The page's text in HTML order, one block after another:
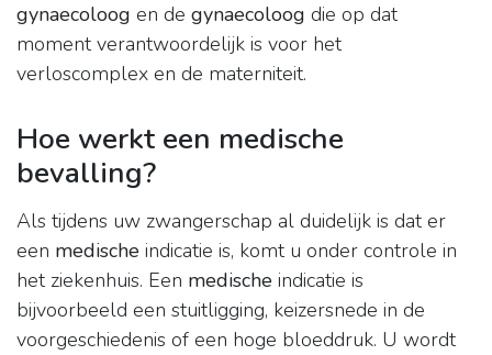
gynaecoloog en de gynaecoloog die op dat
moment verantwoordelijk is voor het
verloscomplex en de materniteit.
Hoe werkt een medische
bevalling?
Als tijdens uw zwangerschap al duidelijk is dat er
een medische indicatie is, komt u onder controle in
het ziekenhuis. Een medische indicatie is
bijvoorbeeld een stuitligging, keizersnede in de
voorgeschiedenis of een hoge bloeddruk. U wordt